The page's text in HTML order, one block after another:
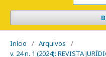
Início / Arquivos
/
v. 24 n. 1 (2024): REVISTA